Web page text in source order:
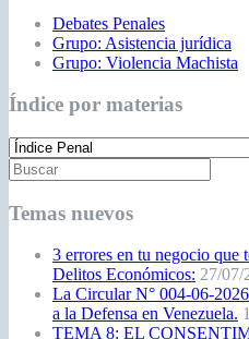
Debates Penales
Grupo: Asistencia jurídica
Grupo: Violencia Machista
Índice por materias
Temas nuevos
3 errores en tu negocio que
Delitos Económicos: 27/07/
La Circular N° 004-06-
a la Defensa en Venezuela.
TEMA 8: EL